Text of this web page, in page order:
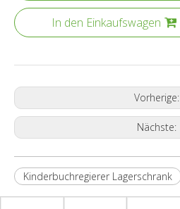
In den Einkaufswagen
Vorherige:
Nächste:
Kinderbuchregierer Lagerschrank